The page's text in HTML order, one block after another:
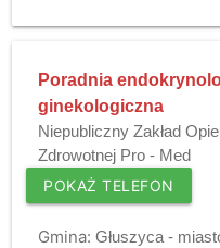
Poradnia
ginekologiczna
Niepubliczny Zakład
Zdrowotnej Pro - Med
POKAŻ TELEFON
Gmina: Głuszyca -